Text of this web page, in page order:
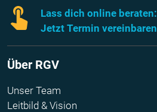
Lass dich online beraten:
Jetzt Termin vereinbaren
Über RGV
Unser Team
Leitbild & Vision